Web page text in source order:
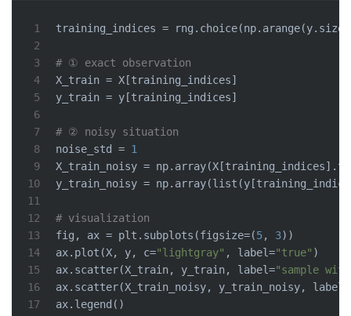
1
2
3
4
5
6
7
8
9
10
11
12
13
14
15
16
17
training_indices =
# ① exact observation
X_train = X[training_indices]
y_train = y[training_indices]
# ② noisy situation
noise_std = 1
X_train_noisy =
y_train_noisy = np.array(list
# visualization
fig, ax = plt.subplots(figsize=(5, 3))
ax.plot(X, y, c="lightgray" , label="true" )
ax.scatter(X_train, y_train, label="sample
ax.scatter(X_train_noisy, y_train_noisy, label=
ax.legend()